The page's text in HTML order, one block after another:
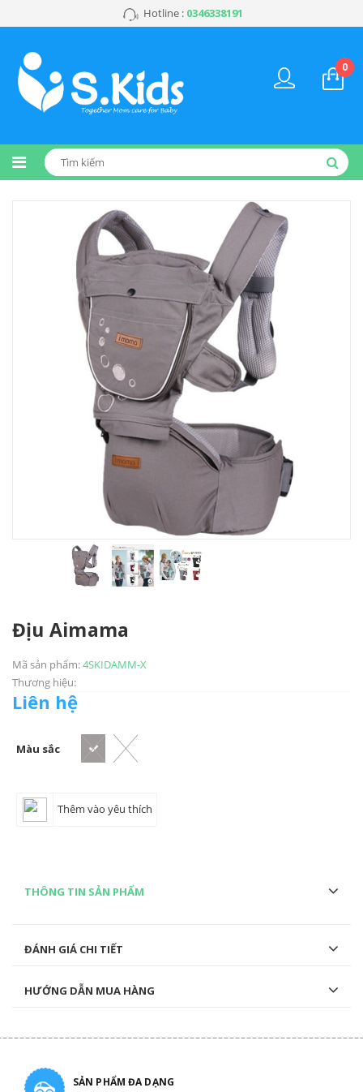
Hotline : 0346338191
0
Địu Aimama
Mã sản phẩm:4SKIDAMM-X
Thương hiệu:
Liên hệ
Màu sắc
Thêm vào yêu thích
THÔNG TIN SẢN PHẨM
ĐÁNH GIÁ CHI TIẾT
HƯỚNG DẪN MUA HÀNG
SẢN PHẨM ĐA DẠNG